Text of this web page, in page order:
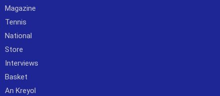
Magazine
Tennis
National
Store
Interviews
Basket
An Kreyol